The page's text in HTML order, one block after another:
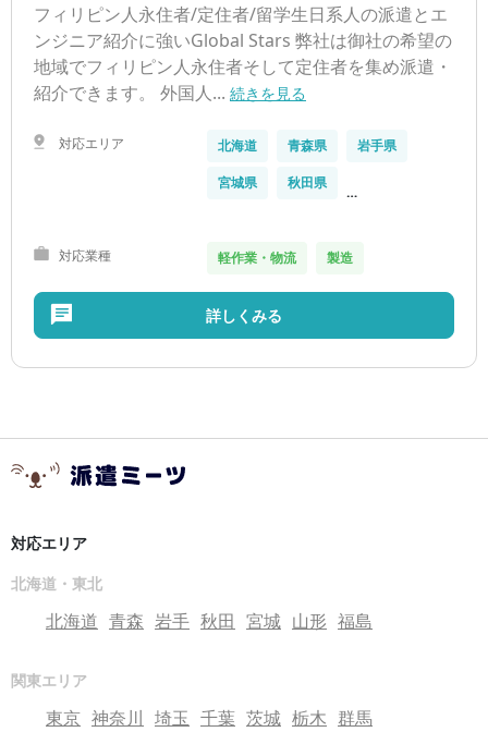
フィリピン人永住者/定住者/留学生日系人の派遣とエ
ンジニア紹介に強いGlobal Stars 弊社は御社の希望の
地域でフィリピン人永住者そして定住者を集め派遣・
紹介できます。 外国人... 続きを見る
対応エリア 北海道 青森県
岩手県
宮城県
秋田県
…
対応業種 軽作業・物流 製造
詳しくみる
対応エリア
北海道・東北
北海道 青森 岩手 秋田 宮城 山形 福島
関東エリア
東京 神奈川 埼玉 千葉 茨城 栃木 群馬